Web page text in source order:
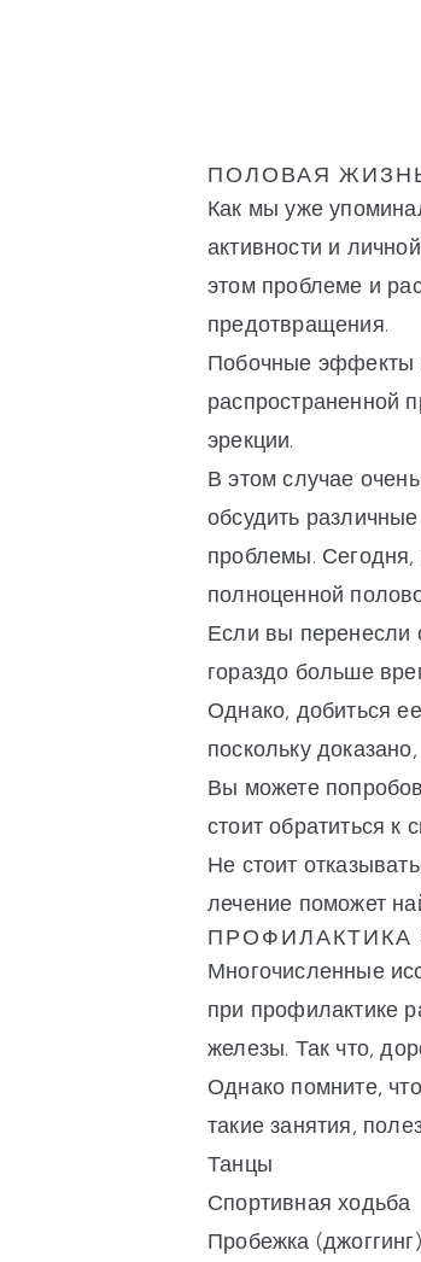
ПОЛОВАЯ
Как мы уже
активности и
этом проблеме и
предотвращения.
Побочные эффекты
распространенной
эрекции.
В этом случае
обсудить
проблемы. Сегодня,
полноценной
Если вы перенесли
гораздо больше
Однако, добиться
поскольку
Вы можете
стоит обратиться
Не стоит
лечение поможет
Многочисленные
при профилактике
железы. Так что,
Однако помните,
такие занятия,
Танцы
Спортивная ходьба
Пробежка (джоггинг)